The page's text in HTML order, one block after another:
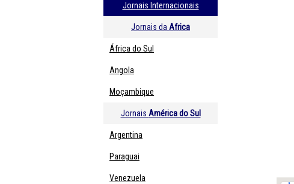
Jornais Internacionais
Jornais da Africa
África do Sul
Angola
Moçambique
Jornais América do Sul
Argentina
Paraguai
Venezuela